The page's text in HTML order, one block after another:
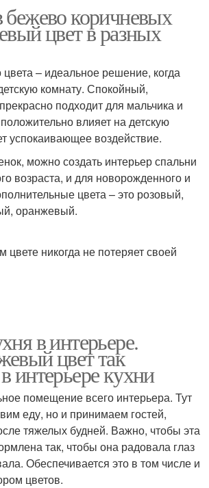
бежево коричневых
цвет в разных
– идеальное решение, когда
комнату. Спокойный,
подходит для мальчика и
влияет на детскую
успокаивающее воздействие.
можно создать интерьер спальни
возраста, и для новорожденного и
цвета – это розовый,
оранжевый.
цвете никогда не потеряет своей
в интерьере.
цвет так
интерьере кухни
помещение всего интерьера. Тут
еду, но и принимаем гостей,
тяжелых будней. Важно, чтобы эта
так, чтобы она радовала глаз
Обеспечивается это в том числе и
цветов.